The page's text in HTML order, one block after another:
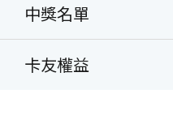
中獎名單
卡友權益